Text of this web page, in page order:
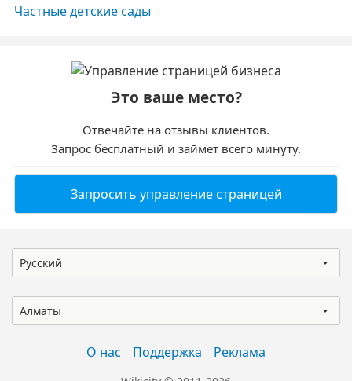
Частные детские сады
Это ваше место?
Отвечайте на отзывы клиентов.
Запрос бесплатный и займет всего минуту.
Запросить управление страницей
Русский
Алматы
О нас Поддержка Реклама